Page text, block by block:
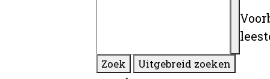
Zoek Uitgebreid zoeken